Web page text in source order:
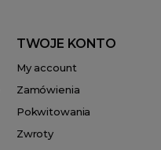
TWOJE KONTO
My account
Zamówienia
Pokwitowania
Zwroty